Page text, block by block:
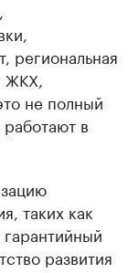
региональная
ЖКХ,
не полный
в
таких как
развития